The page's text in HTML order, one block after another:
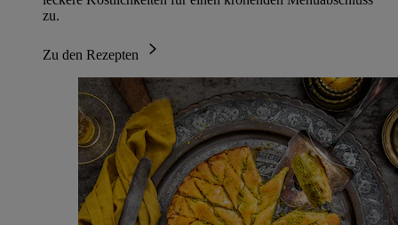
zu.
Zu den Rezepten